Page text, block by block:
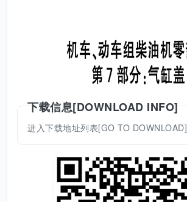
下载信息[DOWNLOAD INFO]
进入下载地址列表[GO TO DOWNLOAD]